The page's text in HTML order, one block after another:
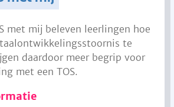
met mij beleven leerlingen hoe
te
daardoor meer begrip voor
met een TOS.